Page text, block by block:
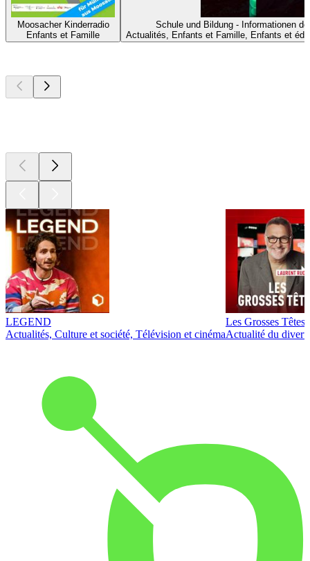
Moosacher Kinderradio
Enfants et Famille
Schule und Bildung - Informationen
Actualités, Enfants et Famille, Enfants et
LEGEND
Actualités, Culture et société, Télévision et cinéma
Les Grosses Têtes
Actualité du